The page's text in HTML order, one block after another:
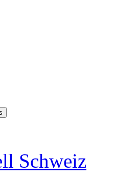
Schweiz